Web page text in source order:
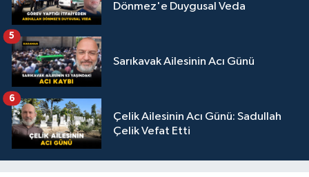
Dönmez'e Duygusal Veda
Sarıkavak Ailesinin Acı Günü
5
Çelik Ailesinin Acı Günü: Sadullah
Çelik Vefat Etti
6